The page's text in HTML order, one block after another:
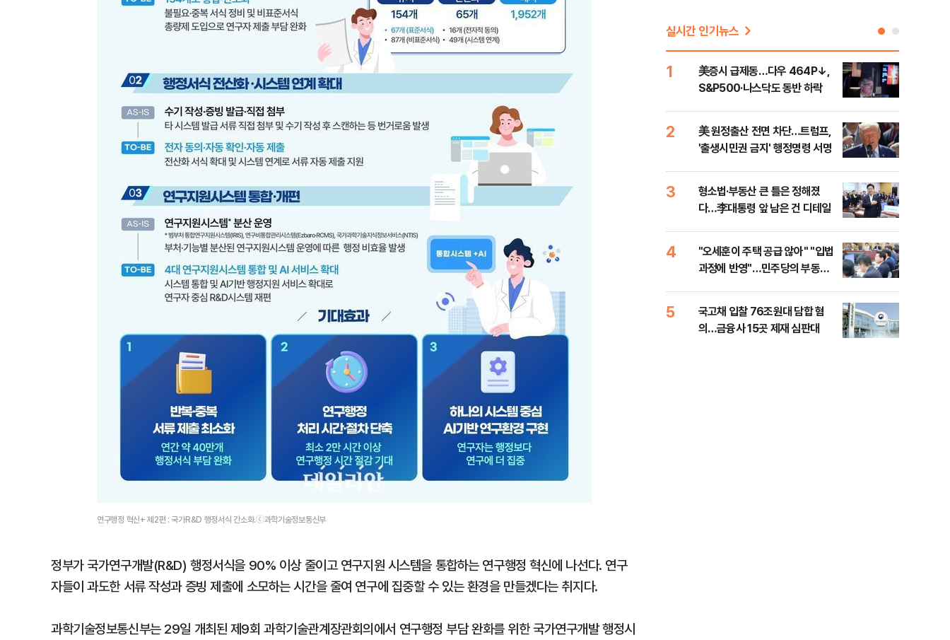
연구행정 혁신+ 제2편 : 국가R&D 행정서식 간소화.ⓒ과학기술정보통신부
정부가 국가연구개발(R&D) 행정서식을 90% 이상 줄이고 연구지원 시스템을 통합하는 연구행정 혁신에 나선다. 연구
자들이 과도한 서류 작성과 증빙 제출에 소모하는 시간을 줄여 연구에 집중할 수 있는 환경을 만들겠다는 취지다.
과학기술정보통신부는 29일 개최된 제9회 과학기술관계장관회의에서 연구행정 부담 완화를 위한 국가연구개발 행정시
실시간 인기뉴스
1
美증시 급제동…다우 464P↓,
S&P500·나스닥도 동반 하락
2
美 원정출산 전면 차단…트럼프,
'출생시민권 금지' 행정명령 서명
3
형소법·부동산 큰 틀은 정해졌
다…李대통령 앞 남은 건 디테일
4
"오세훈이 주택 공급 않아" "입법
과정에 반영"…민주당의 부동산
5
국고채 입찰 76조원대 담합 혐
의…금융사 15곳 제재 심판대